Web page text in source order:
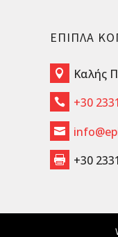
ΕΠΙΠΛΑ
 Καλής
 +30

 +30